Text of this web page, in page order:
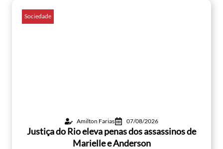
Sociedade
Amilton Farias 07/08/2026
Justiça do Rio eleva penas dos assassinos de
Marielle e Anderson